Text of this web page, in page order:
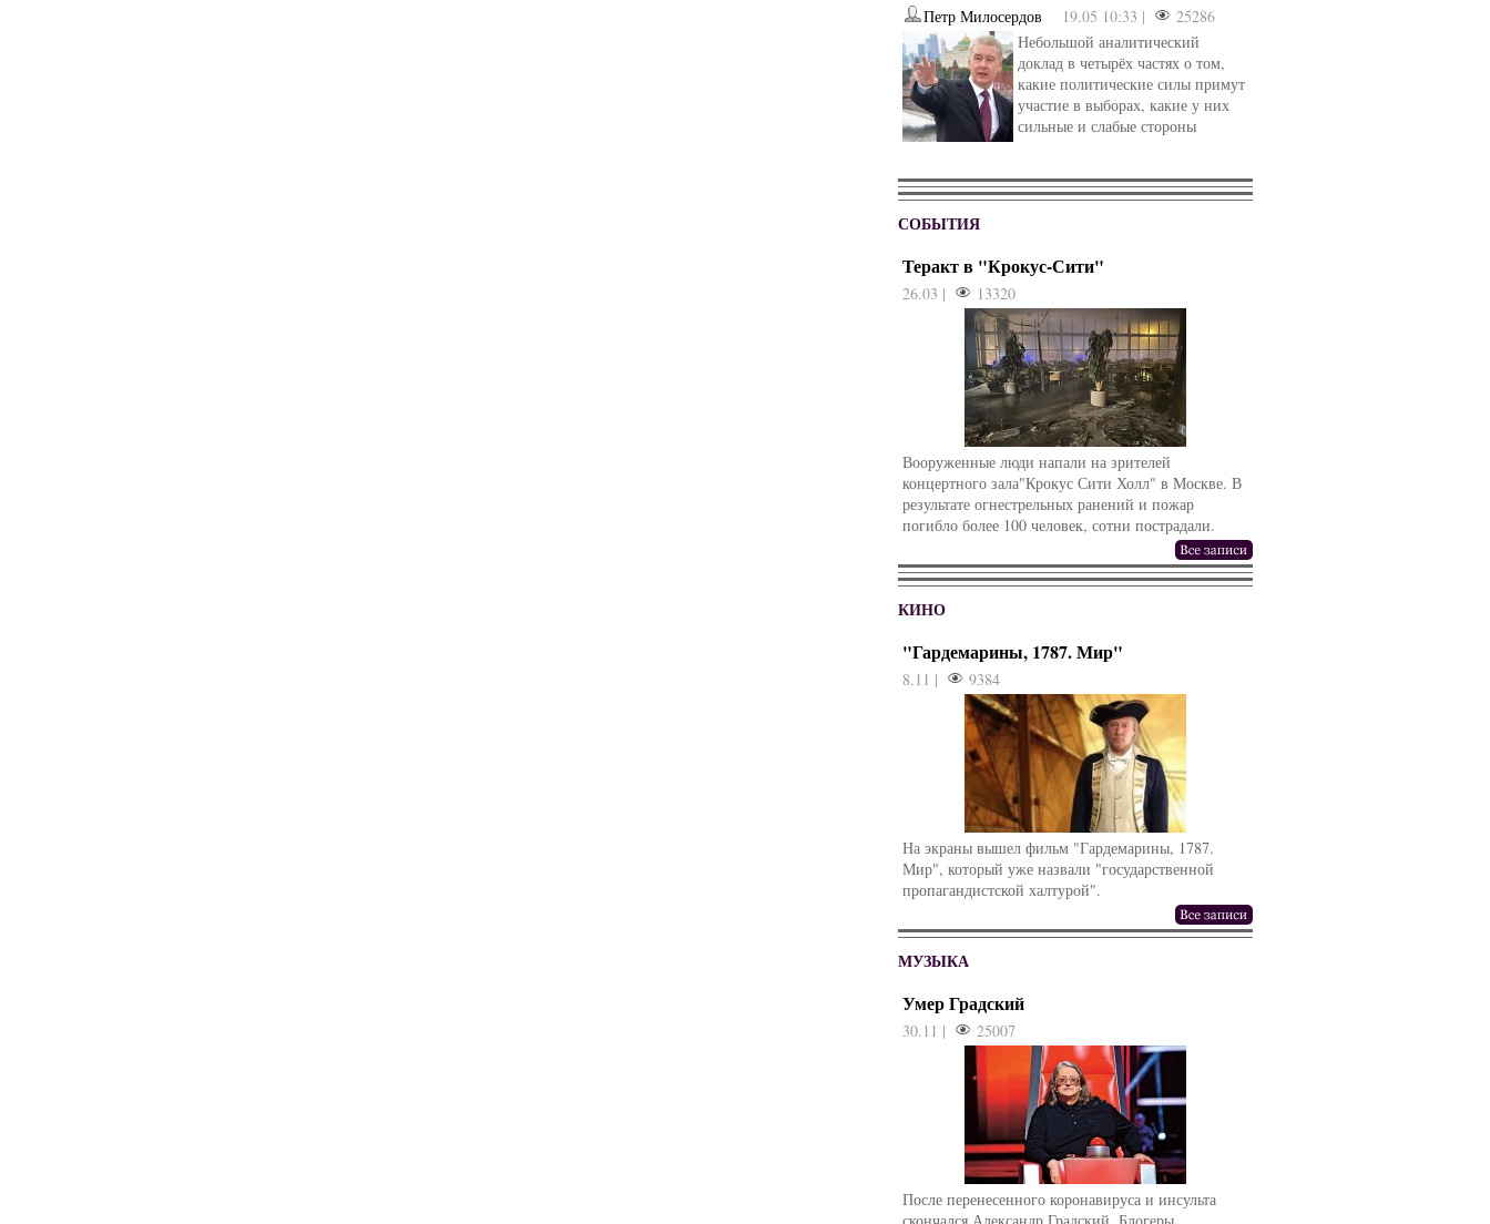
Петр Милосердов 19.05 10:33 |
25286
Небольшой аналитический
доклад в четырёх частях о том,
какие политические силы примут
участие в выборах, какие у них
сильные и слабые стороны
СОБЫТИЯ
Теракт в "Крокус-Сити"
26.03 | 13320
Вооруженные люди напали на зрителей
концертного зала"Крокус Сити Холл" в Москве. В
результате огнестрельных ранений и пожар
погибло более 100 человек, сотни пострадали.
КИНО
"Гардемарины, 1787. Мир"
8.11 | 9384
На экраны вышел фильм "Гардемарины, 1787.
Мир", который уже назвали "государственной
пропагандистской халтурой".
МУЗЫКА
Умер Градский
30.11 | 25007
После перенесенного коронавируса и инсульта